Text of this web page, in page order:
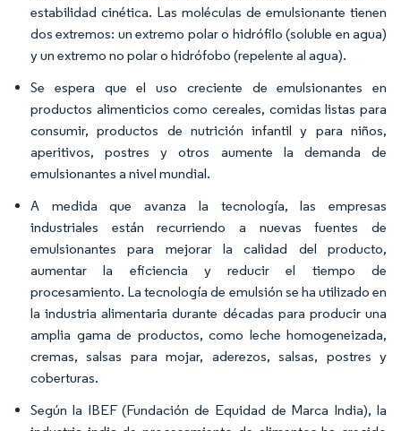
estabilidad cinética. Las moléculas de emulsionante tienen
dos extremos: un extremo polar o hidrófilo (soluble en agua)
y un extremo no polar o hidrófobo (repelente al agua).
Se espera que el uso creciente de emulsionantes en
productos alimenticios como cereales, comidas listas para
consumir, productos de nutrición infantil y para niños,
aperitivos, postres y otros aumente la demanda de
emulsionantes a nivel mundial.
A medida que avanza la tecnología, las empresas
industriales están recurriendo a nuevas fuentes de
emulsionantes para mejorar la calidad del producto,
aumentar la eficiencia y reducir el tiempo de
procesamiento. La tecnología de emulsión se ha utilizado en
la industria alimentaria durante décadas para producir una
amplia gama de productos, como leche homogeneizada,
cremas, salsas para mojar, aderezos, salsas, postres y
coberturas.
Según la IBEF (Fundación de Equidad de Marca India), la